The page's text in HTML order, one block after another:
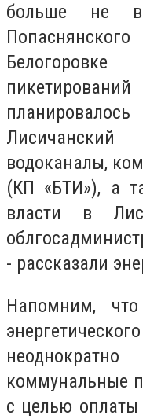
больше не
водоканалы,
(КП «БТИ»), а
власти в
- рассказали
Напомним, что
коммунальные
с целью оплаты